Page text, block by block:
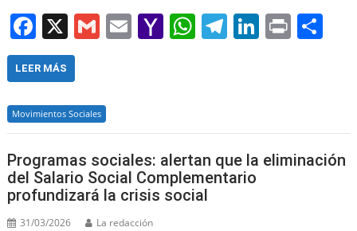
F
a
c
e
b
o
o
k
X G
l
E Y
o
M
ai
l
W
A
p
p
T
a
m
Li
dI
n
Pr
LEER MÁS
Movimientos Sociales
Programas sociales: alertan que la eliminación
del Salario Social Complementario
profundizará la crisis social
31/03/2026 La redacción